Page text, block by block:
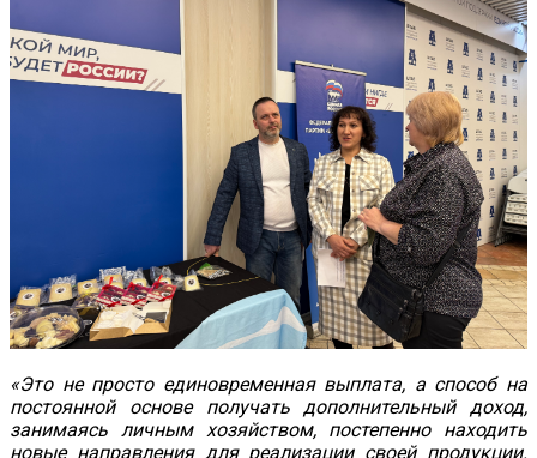
«Это не просто единовременная выплата, а способ на
постоянной основе получать дополнительный доход,
занимаясь личным хозяйством, постепенно находить
новые направления для реализации своей продукции.